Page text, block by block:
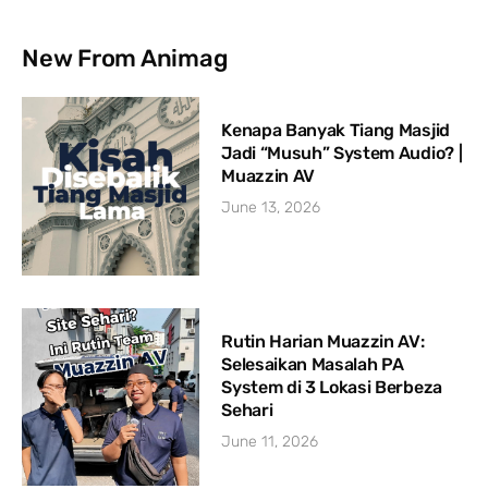
New From Animag
Kenapa Banyak Tiang Masjid
Jadi “Musuh” System Audio? |
Muazzin AV
June 13, 2026
Rutin Harian Muazzin AV:
Selesaikan Masalah PA
System di 3 Lokasi Berbeza
Sehari
June 11, 2026